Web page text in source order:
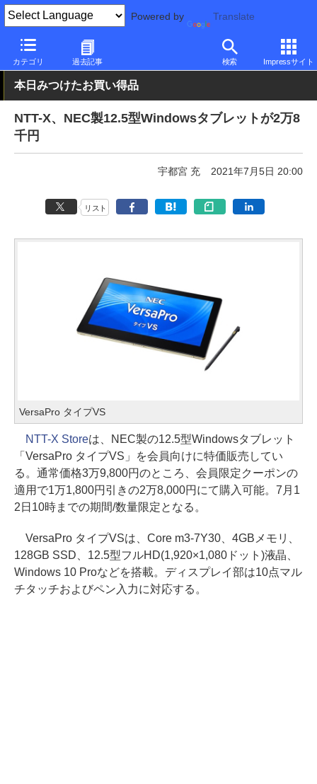
Powered by Translate
カテゴリ 過去記事 検索 Impressサイト
PC Watch パソコン/タブレット/スマートフォン タブレット
本日みつけたお買い得品
NTT-X、NEC製12.5型Windowsタブレットが2万8
千円
宇都宮 充 2021年7月5日 20:00
リスト
VersaPro タイプVS
NTT-X Storeは、NEC製の12.5型Windowsタブレット
「VersaPro タイプVS」を会員向けに特価販売してい
る。通常価格3万9,800円のところ、会員限定クーポンの
適用で1万1,800円引きの2万8,000円にて購入可能。7月1
2日10時までの期間/数量限定となる。
VersaPro タイプVSは、Core m3-7Y30、4GBメモリ、
128GB SSD、12.5型フルHD(1,920×1,080ドット)液晶、
Windows 10 Proなどを搭載。ディスプレイ部は10点マル
チタッチおよびペン入力に対応する。